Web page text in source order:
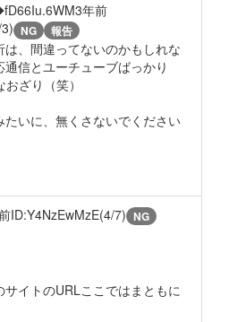
3年前
NG 報告
、間違ってないのかもしれな
信とユーチューブばっかり
ざり（笑）
たいに、無くさないでください
ID:Y4NzEwMzE(4/7) NG
サイトのURLここではまともに